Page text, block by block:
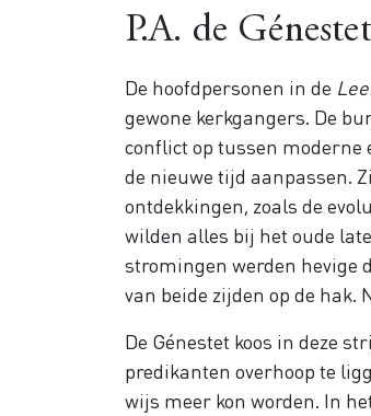
P.A. de
De hoofdpersonen in de
gewone kerkgangers. De
conflict op tussen moderne
de nieuwe tijd aanpassen.
ontdekkingen, zoals de
wilden alles bij het oude
stromingen werden hevige
van beide zijden op de hak.
De Génestet koos in deze
predikanten overhoop te
wijs meer kon worden. In